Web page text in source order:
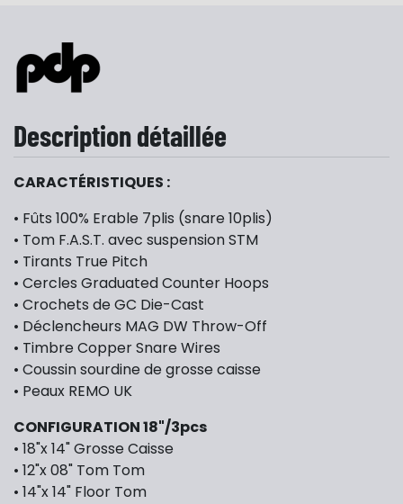
Description détaillée
CARACTÉRISTIQUES :
• Fûts 100% Erable 7plis (snare 10plis)
• Tom F.A.S.T. avec suspension STM
• Tirants True Pitch
• Cercles Graduated Counter Hoops
• Crochets de GC Die-Cast
• Déclencheurs MAG DW Throw-Off
• Timbre Copper Snare Wires
• Coussin sourdine de grosse caisse
• Peaux REMO UK
CONFIGURATION 18"/3pcs
• 18"x 14" Grosse Caisse
• 12"x 08" Tom Tom
• 14"x 14" Floor Tom